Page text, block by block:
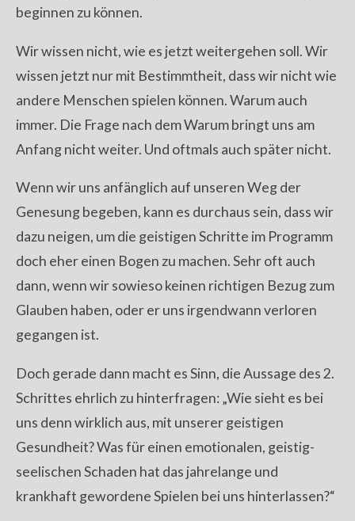
beginnen zu können.
Wir wissen nicht, wie es jetzt weitergehen soll. Wir
wissen jetzt nur mit Bestimmtheit, dass wir nicht wie
andere Menschen spielen können. Warum auch
immer. Die Frage nach dem Warum bringt uns am
Anfang nicht weiter. Und oftmals auch später nicht.
Wenn wir uns anfänglich auf unseren Weg der
Genesung begeben, kann es durchaus sein, dass wir
dazu neigen, um die geistigen Schritte im Programm
doch eher einen Bogen zu machen. Sehr oft auch
dann, wenn wir sowieso keinen richtigen Bezug zum
Glauben haben, oder er uns irgendwann verloren
gegangen ist.
Doch gerade dann macht es Sinn, die Aussage des 2.
Schrittes ehrlich zu hinterfragen: „Wie sieht es bei
uns denn wirklich aus, mit unserer geistigen
Gesundheit? Was für einen emotionalen, geistig-
seelischen Schaden hat das jahrelange und
krankhaft gewordene Spielen bei uns hinterlassen?“